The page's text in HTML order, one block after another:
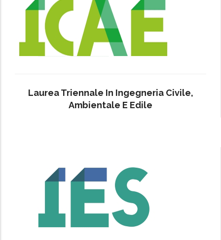
Laurea Triennale In Ingegneria Civile,
Ambientale E Edile